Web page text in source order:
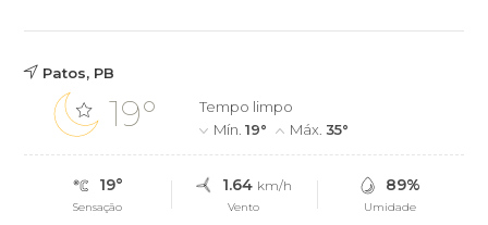
Patos, PB
19°
Tempo limpo
Mín.19° Máx.35°
19°
Sensação
1.64 km/h
Vento
89%
Umidade